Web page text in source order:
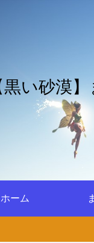
黒い砂漠
ホーム